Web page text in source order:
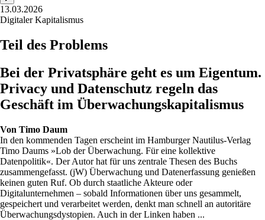
13.03.2026
Digitaler Kapitalismus
Teil des Problems
Bei der Privatsphäre geht es um Eigentum.
Privacy und Datenschutz regeln das
Geschäft im Überwachungskapitalismus
Von Timo Daum
In den kommenden Tagen erscheint im Hamburger Nautilus-Verlag
Timo Daums »Lob der Überwachung. Für eine kollektive
Datenpolitik«. Der Autor hat für uns zentrale Thesen des Buchs
zusammengefasst. (jW) Überwachung und Datenerfassung genießen
keinen guten Ruf. Ob durch staatliche Akteure oder
Digitalunternehmen – sobald Informationen über uns gesammelt,
gespeichert und verarbeitet werden, denkt man schnell an autoritäre
Überwachungsdystopien. Auch in der Linken haben ...